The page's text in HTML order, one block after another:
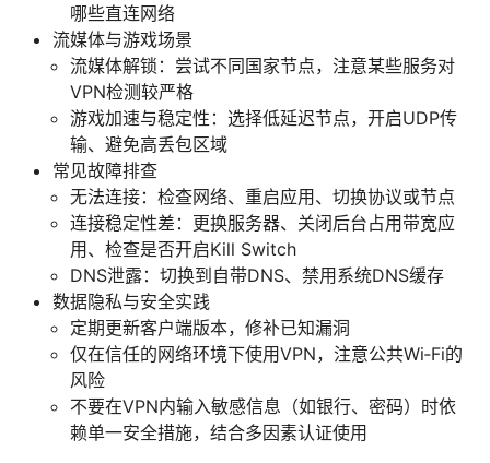
哪些直连网络
流媒体与游戏场景
流媒体解锁：尝试不同国家节点，注意某些服务对
VPN检测较严格
游戏加速与稳定性：选择低延迟节点，开启UDP传
输、避免高丢包区域
常见故障排查
无法连接：检查网络、重启应用、切换协议或节点
连接稳定性差：更换服务器、关闭后台占用带宽应
用、检查是否开启Kill Switch
DNS泄露：切换到自带DNS、禁用系统DNS缓存
数据隐私与安全实践
定期更新客户端版本，修补已知漏洞
仅在信任的网络环境下使用VPN，注意公共Wi‑Fi的
风险
不要在VPN内输入敏感信息（如银行、密码）时依
赖单一安全措施，结合多因素认证使用